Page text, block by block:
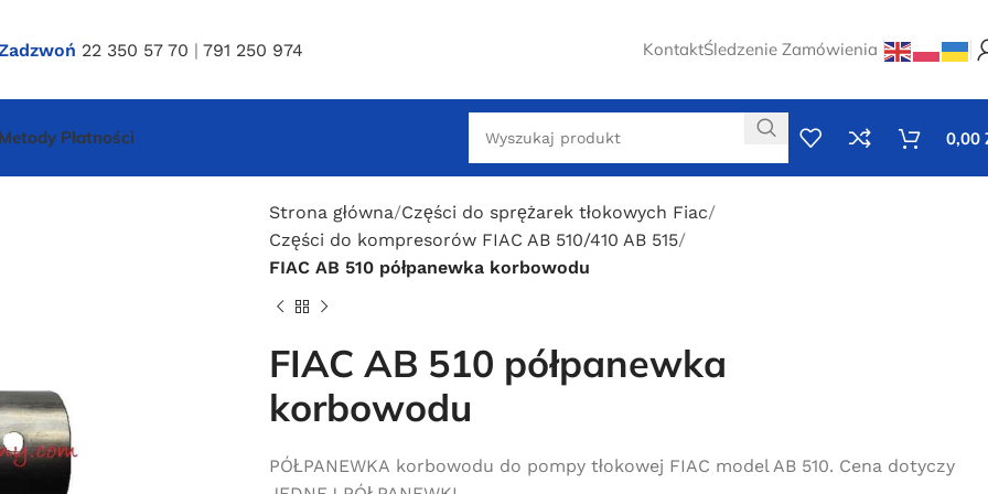
22 350 57 70 |791 250 974 KontaktŚledzenie Zamówienia
Metody Płatności 0,00
Strona główna Części do sprężarek tłokowych Fiac
Części do kompresorów FIAC AB 510/410 AB 515
FIAC AB 510 półpanewka korbowodu
FIAC AB 510 półpanewka
korbowodu
PÓŁPANEWKA korbowodu do pompy tłokowej FIAC model AB 510. Cena dotyczy